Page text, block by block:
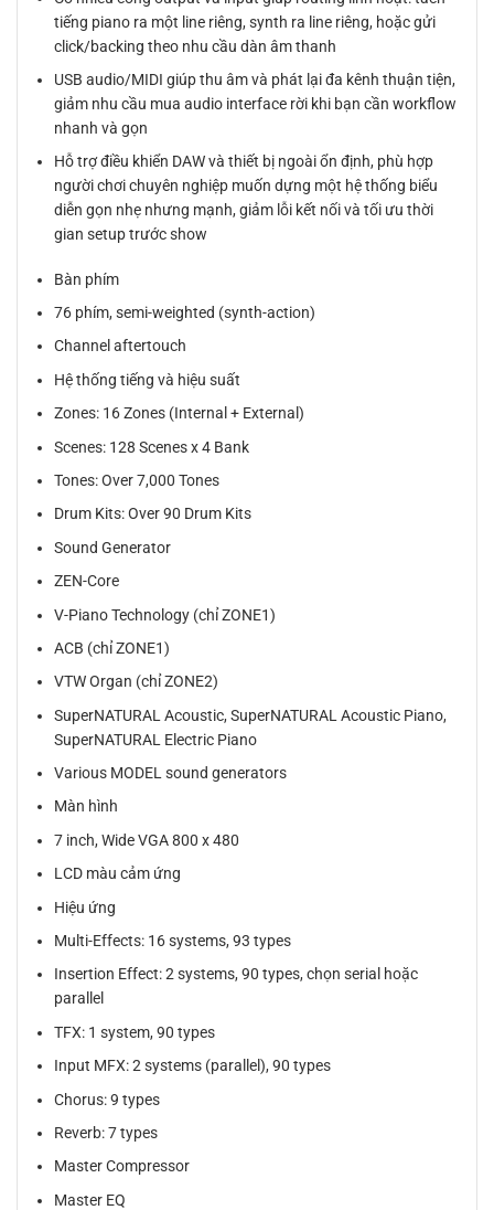
tiếng piano ra một line riêng, synth ra line riêng, hoặc gửi
click/backing theo nhu cầu dàn âm thanh
USB audio/MIDI giúp thu âm và phát lại đa kênh thuận tiện,
giảm nhu cầu mua audio interface rời khi bạn cần workflow
nhanh và gọn
Hỗ trợ điều khiển DAW và thiết bị ngoài ổn định, phù hợp
người chơi chuyên nghiệp muốn dựng một hệ thống biểu
diễn gọn nhẹ nhưng mạnh, giảm lỗi kết nối và tối ưu thời
gian setup trước show
Bàn phím
76 phím, semi-weighted (synth-action)
Channel aftertouch
Hệ thống tiếng và hiệu suất
Zones: 16 Zones (Internal + External)
Scenes: 128 Scenes x 4 Bank
Tones: Over 7,000 Tones
Drum Kits: Over 90 Drum Kits
Sound Generator
ZEN-Core
V-Piano Technology (chỉ ZONE1)
ACB (chỉ ZONE1)
VTW Organ (chỉ ZONE2)
SuperNATURAL Acoustic, SuperNATURAL Acoustic Piano,
SuperNATURAL Electric Piano
Various MODEL sound generators
Màn hình
7 inch, Wide VGA 800 x 480
LCD màu cảm ứng
Hiệu ứng
Multi-Effects: 16 systems, 93 types
Insertion Effect: 2 systems, 90 types, chọn serial hoặc
parallel
TFX: 1 system, 90 types
Input MFX: 2 systems (parallel), 90 types
Chorus: 9 types
Reverb: 7 types
Master Compressor
Master EQ